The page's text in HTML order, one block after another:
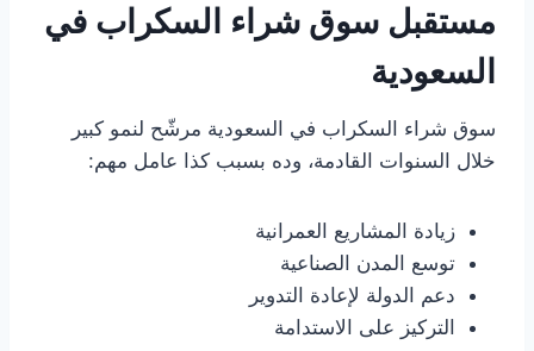
مستقبل سوق شراء السكراب في
السعودية
سوق شراء السكراب في السعودية مرشّح لنمو كبير
خلال السنوات القادمة، وده بسبب كذا عامل مهم:
زيادة المشاريع العمرانية
توسع المدن الصناعية
دعم الدولة لإعادة التدوير
التركيز على الاستدامة